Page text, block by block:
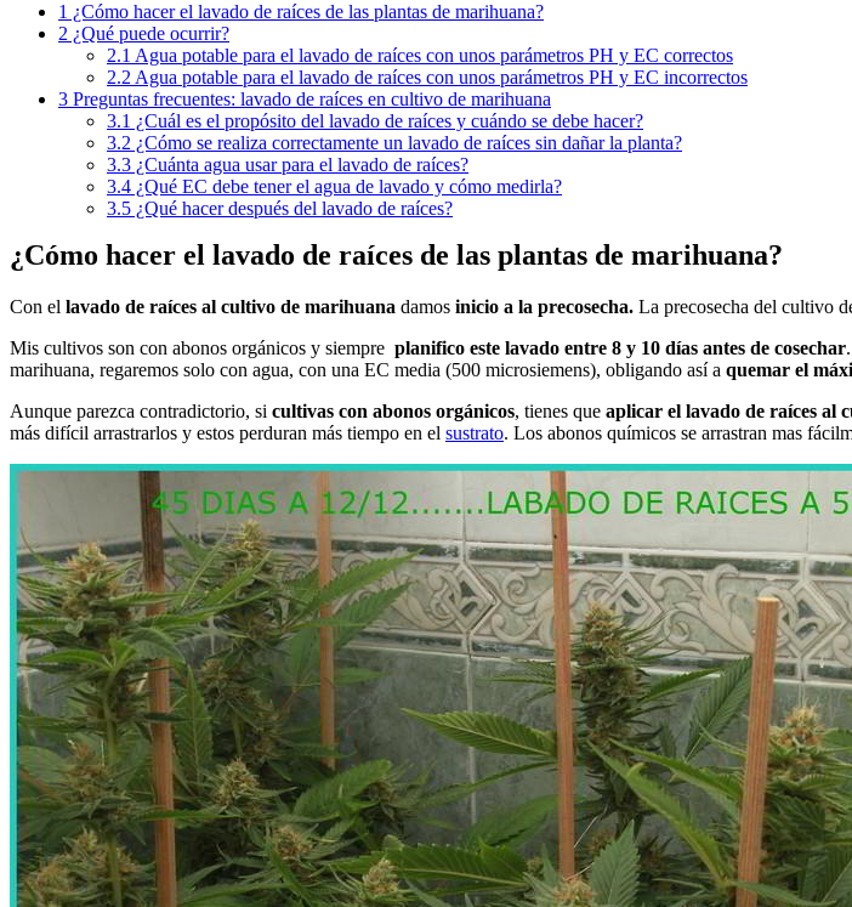
1 ¿Cómo hacer el lavado de raíces de las plantas de marihuana?
2 ¿Qué puede ocurrir?
2.1 Agua potable para el lavado de raíces con unos parámetros PH y EC correctos
2.2 Agua potable para el lavado de raíces con unos parámetros PH y EC incorrectos
3 Preguntas frecuentes: lavado de raíces en cultivo de marihuana
3.1 ¿Cuál es el propósito del lavado de raíces y cuándo se debe hacer?
3.2 ¿Cómo se realiza correctamente un lavado de raíces sin dañar la planta?
3.3 ¿Cuánta agua usar para el lavado de raíces?
3.4 ¿Qué EC debe tener el agua de lavado y cómo medirla?
3.5 ¿Qué hacer después del lavado de raíces?
¿Cómo hacer el lavado de raíces de las plantas de marihuana?
Con el lavado de raíces al cultivo de marihuana damos inicio a la precosecha. La precosecha del cultivo
Mis cultivos son con abonos orgánicos y siempre planifico este lavado entre 8 y 10 días antes de cosechar
marihuana, regaremos solo con agua, con una EC media (500 microsiemens), obligando así a quemar el
Aunque parezca contradictorio, si cultivas con abonos orgánicos, tienes que aplicar el lavado de raíces al
más difícil arrastrarlos y estos perduran más tiempo en el sustrato. Los abonos químicos se arrastran mas